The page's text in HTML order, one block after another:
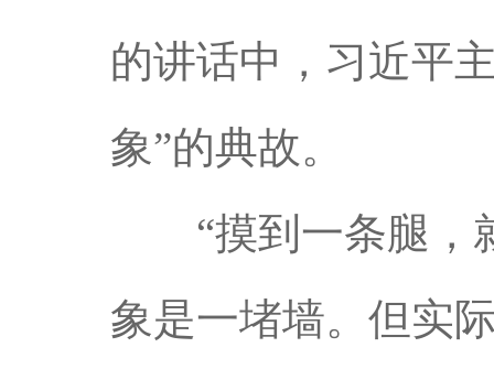
的讲话中，习近平
象”的典故。
“摸到一条腿，
象是一堵墙。但实